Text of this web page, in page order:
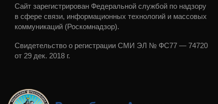
Сайт зарегистрирован Федеральной службой по надзору
в сфере связи, информационных технологий и массовых
коммуникаций (Роскомнадзор).
Свидетельство о регистрации СМИ ЭЛ № ФС77 — 74720
от 29 дек. 2018 г.